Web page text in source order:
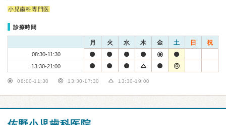
小児歯科専門医
診療時間
月 火 水 木 金 土 日 祝
08:30-11:30
13:30-21:00
08:00-11:30 13:30-17:30 13:30-19:00